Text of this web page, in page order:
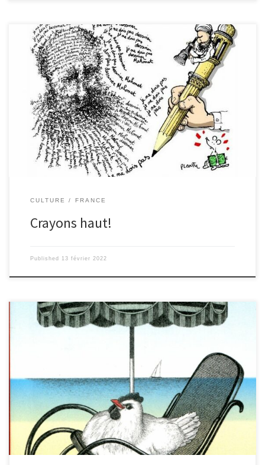
Depuis 2006, la fondation Cartooning for Peace, devenue
aujourd’hui internationale, et ses 225 dessinateurs se battent pour
la défense des libertés fondamentales, avec, comme seule arme,
le dessin de presse. Suite aux réactions face à la publication des
caricatures de Mahomet, le 30 septembre 2005, dans un journal
danois, une réunion entre 12 dessinateurs internationaux a été
organisée le 16 Octobre 2006 à New York, au siège des Nations
Unis, par Kofi Annan, prix Nobel de la Paix et secrétaire […]
CULTURE FRANCE
Crayons haut!
Published 13 février 2022
Les élèves de ce blog ont reçu un prix spécial, pour l’opération
« e-reporters », à laquelle ils n’ont pas pu participer… Cette
année, Covid oblige, la journée e-reporters (qui propose aux
élèves de rédiger des articles, sur des thèmes imposés, en une
journée) n’a pas pu avoir lieu en présentiel : elle s’est tenue en
distanciel; mais nos élèves n’ont pas pu y participer : appartenant
à des classes différentes, il aurait fallu accepter un brassage que le
virus aurait pu […]